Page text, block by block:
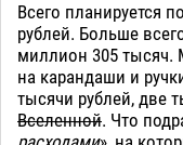
Всего планируется
рублей. Больше
миллион 305 тысяч.
на карандаши и
тысячи рублей, две
Вселенной. Что